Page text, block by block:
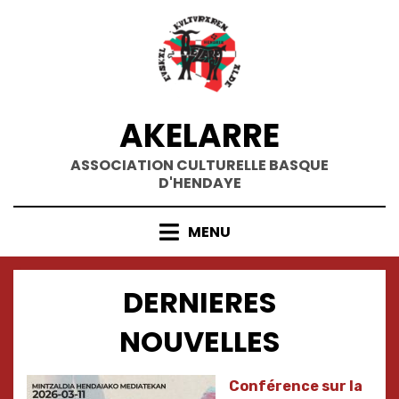
AKELARRE
ASSOCIATION CULTURELLE BASQUE
D'HENDAYE
MENU
DERNIERES
NOUVELLES
Conférence sur la